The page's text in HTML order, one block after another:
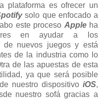
plataforma es ofrecer un
solo que enfocado a
este proceso Apple ha
en ayudar a los
de nuevos juegos y está
de la industria como lo
de las apuestas de esta
ya que será posible
nuestro dispositivoiOS,
nuestro sofá gracias a